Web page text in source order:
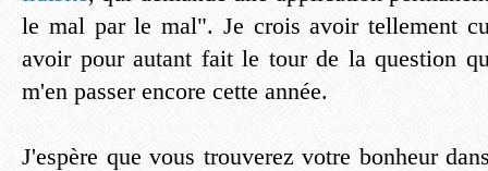
le mal par le mal". Je crois avoir tellement
avoir pour autant fait le tour de la question
m'en passer encore cette année.
J'espère que vous trouverez votre bonheur